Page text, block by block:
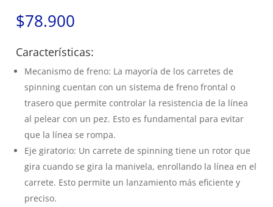
$78.900
Características:
Mecanismo de freno: La mayoría de los carretes de
spinning cuentan con un sistema de freno frontal o
trasero que permite controlar la resistencia de la línea
al pelear con un pez. Esto es fundamental para evitar
que la línea se rompa.
Eje giratorio: Un carrete de spinning tiene un rotor que
gira cuando se gira la manivela, enrollando la línea en el
carrete. Esto permite un lanzamiento más eficiente y
preciso.